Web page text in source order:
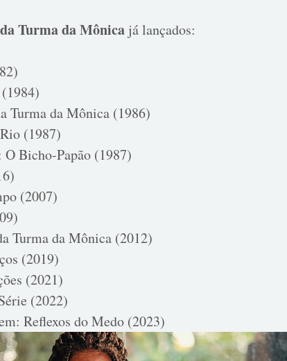
Turma da Mônica já lançados:
Turma da Mônica (1986)
(1987)
Bicho-Papão (1987)
(2007)
Turma da Mônica (2012)
(2019)
(2021)
(2022)
Reflexos do Medo (2023)